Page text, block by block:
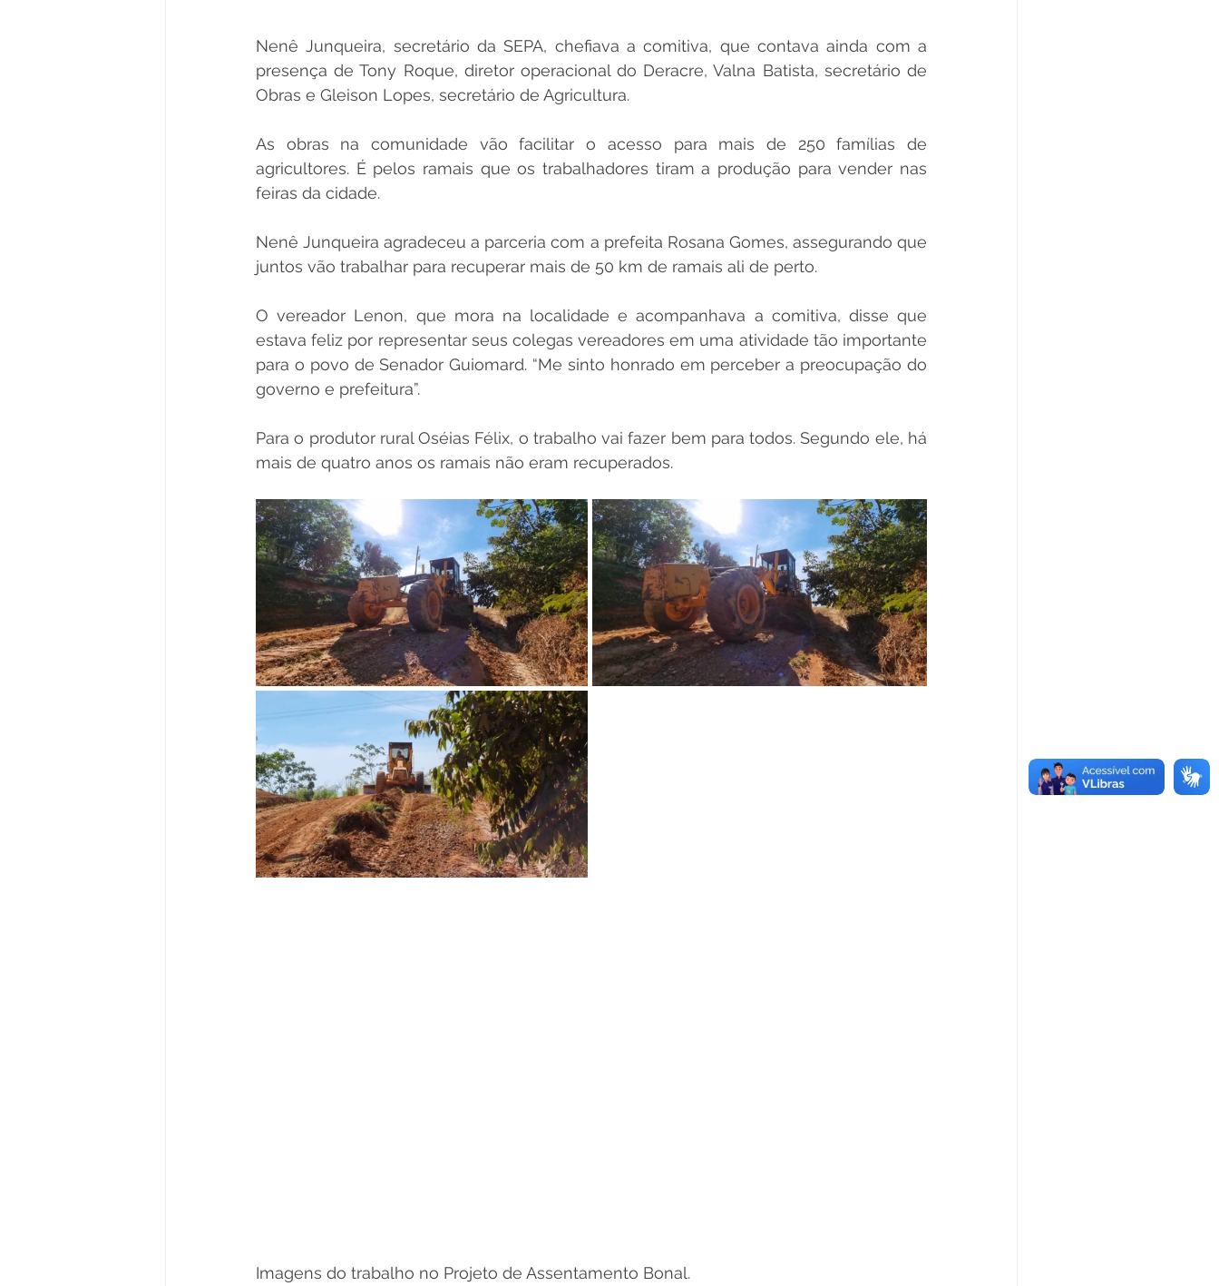
Nenê Junqueira, secretário da SEPA, chefiava a comitiva, que contava ainda com a
presença de Tony Roque, diretor operacional do Deracre, Valna Batista, secretário de
Obras e Gleison Lopes, secretário de Agricultura.
As obras na comunidade vão facilitar o acesso para mais de 250 famílias de
agricultores. É pelos ramais que os trabalhadores tiram a produção para vender nas
feiras da cidade.
Nenê Junqueira agradeceu a parceria com a prefeita Rosana Gomes, assegurando que
juntos vão trabalhar para recuperar mais de 50 km de ramais ali de perto.
O vereador Lenon, que mora na localidade e acompanhava a comitiva, disse que
estava feliz por representar seus colegas vereadores em uma atividade tão importante
para o povo de Senador Guiomard. “Me sinto honrado em perceber a preocupação do
governo e prefeitura”.
Para o produtor rural Oséias Félix, o trabalho vai fazer bem para todos. Segundo ele, há
mais de quatro anos os ramais não eram recuperados.
Imagens do trabalho no Projeto de Assentamento Bonal.